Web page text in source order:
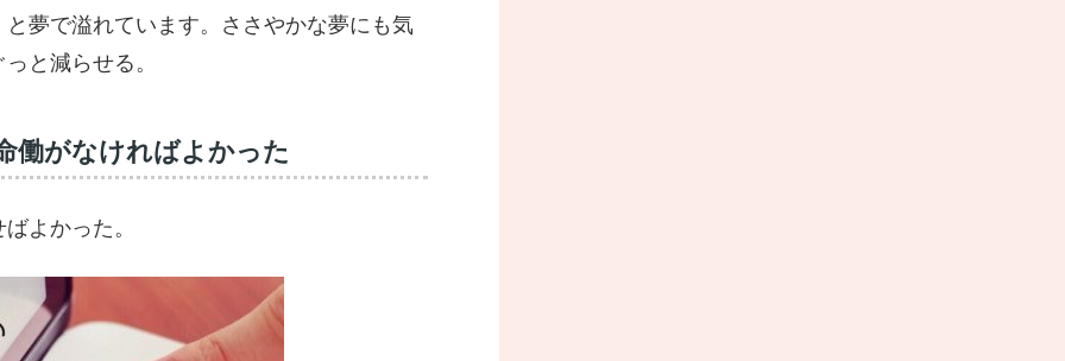
夢で溢れています。ささやかな夢にも気
と減らせる。
働がなければよかった
よかった。